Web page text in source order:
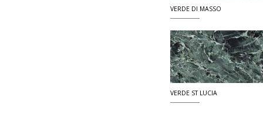
VERDE DI MASSO
VERDE ST LUCIA